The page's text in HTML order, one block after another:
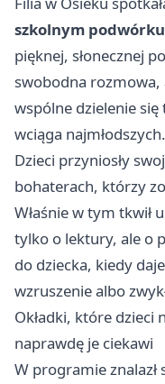
szkolnym
pięknej, słonecznej
swobodna rozmowa,
wspólne dzielenie
wciąga najmłodszych.
Dzieci przyniosły
bohaterach, którzy
Właśnie w tym tkwił
tylko o lektury, ale o
do dziecka, kiedy
wzruszenie albo
Okładki, które dzieci
naprawdę je ciekawi
W programie